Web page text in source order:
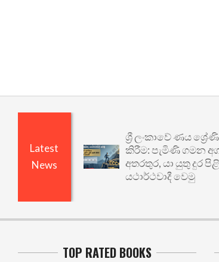
Latest
News
ශ්‍රී ලංකාවේ ණය ශ්‍රේණිගත
කිරීම: පැමිණි ගමන අගයන
අතරතුර, යා යුතු දුර පිළිබඳ
යථාර්ථවාදී වෙමු
TOP RATED BOOKS